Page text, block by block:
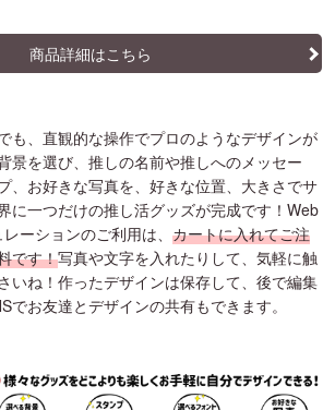
商品詳細はこちら
も、直観的な操作でプロのようなデザインが
景を選び、推しの名前や推しへのメッセー
、お好きな写真を、好きな位置、大きさでサ
に一つだけの推し活グッズが完成です！Web
ーションのご利用は、 カートに入れてご注
です！写真や文字を入れたりして、気軽に触
いね！作ったデザインは保存して、後で編集
でお友達とデザインの共有もできます。